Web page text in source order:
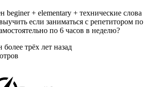
beginer + elementary + технические слова
если заниматься с репетитором по
по 6 часов в неделю?
более трёх лет назад